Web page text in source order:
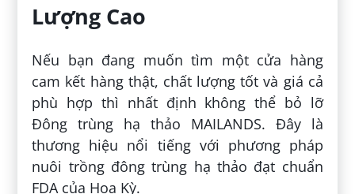
Lượng Cao
Nếu bạn đang muốn tìm một cửa hàng
cam kết hàng thật, chất lượng tốt và giá cả
phù hợp thì nhất định không thể bỏ lỡ
Đông trùng hạ thảo MAILANDS. Đây là
thương hiệu nổi tiếng với phương pháp
nuôi trồng đông trùng hạ thảo đạt chuẩn
FDA của Hoa Kỳ.